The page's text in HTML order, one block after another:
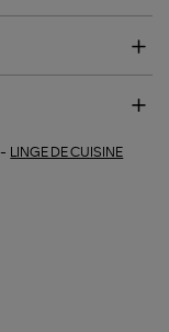
- LINGE DE CUISINE